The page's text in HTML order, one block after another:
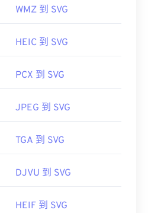
WMZ 到 SVG
HEIC 到 SVG
PCX 到 SVG
JPEG 到 SVG
TGA 到 SVG
DJVU 到 SVG
HEIF 到 SVG